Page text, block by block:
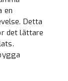
en
Detta
det lättare